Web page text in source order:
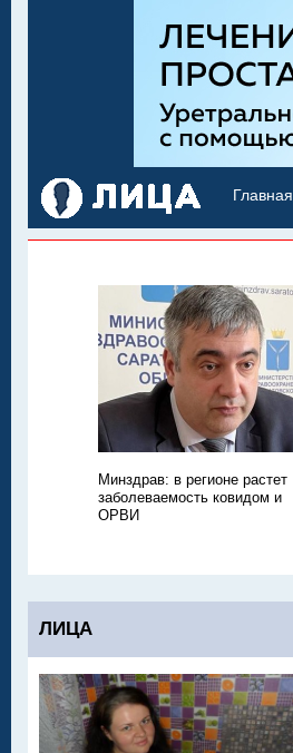
Главная
Минздрав: в регионе растет
заболеваемость ковидом и
ОРВИ
ЛИЦА